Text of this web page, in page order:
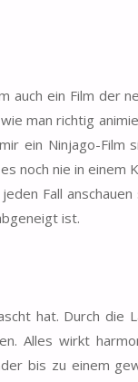
auch ein Film der
man richtig
ein Ninjago-Film
noch nie in
Fall
ist.
hat. Durch die
Alles wirkt
bis zu einem